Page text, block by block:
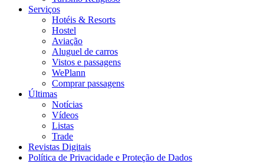
Serviços
Hotéis & Resorts
Hostel
Aviação
Aluguel de carros
Vistos e passagens
WePlann
Comprar passagens
Últimas
Notícias
Vídeos
Listas
Trade
Revistas Digitais
Política de Privacidade e Proteção de Dados